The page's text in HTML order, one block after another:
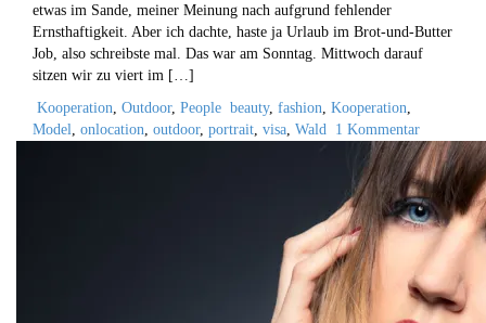
etwas im Sande, meiner Meinung nach aufgrund fehlender
Ernsthaftigkeit. Aber ich dachte, haste ja Urlaub im Brot-und-Butter
Job, also schreibste mal. Das war am Sonntag. Mittwoch darauf
sitzen wir zu viert im […]
Kooperation Outdoor, People beauty, fashion Kooperation
Model
onlocation outdoor, portrait visa Wald 1 Kommentar